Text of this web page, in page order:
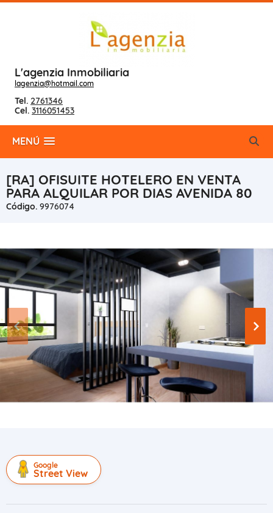
L'agenzia Inmobiliaria
lagenzia@hotmail.com
Tel. 2761346
Cel. 3116051453
MENÚ
[RA] OFISUITE HOTELERO EN VENTA
PARA ALQUILAR POR DIAS AVENIDA 80
Código. 9976074
Google
Street View